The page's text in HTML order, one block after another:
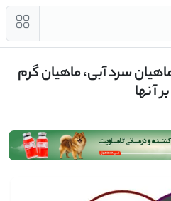
سرد آبی، ماهیان گرم
آنها